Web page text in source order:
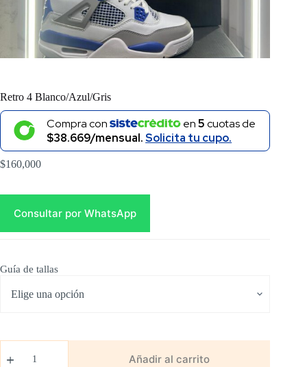
Retro 4 Blanco/Azul/Gris
Compra con en5cuotas de
$38.669/mensual.Solicita tu cupo.
$160,000
Consultar por WhatsApp
Guía de tallas
Añadir al carrito